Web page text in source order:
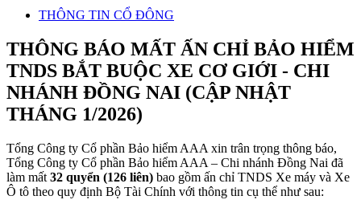
THÔNG TIN CỔ ĐÔNG
THÔNG BÁO MẤT ẤN CHỈ BẢO HIỂM
TNDS BẮT BUỘC XE CƠ GIỚI - CHI
NHÁNH ĐỒNG NAI (CẬP NHẬT
THÁNG 1/2026)
Tổng Công ty Cổ phần Bảo hiểm AAA xin trân trọng thông báo,
Tổng Công ty Cổ phần Bảo hiểm AAA – Chi nhánh Đồng Nai đã
làm mất 32 quyển (126 liên) bao gồm ấn chỉ TNDS Xe máy và Xe
Ô tô theo quy định Bộ Tài Chính với thông tin cụ thể như sau: